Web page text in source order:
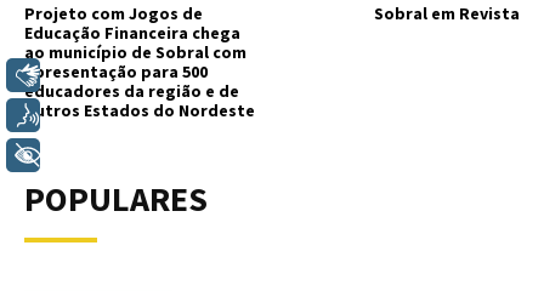
Projeto com Jogos de
Educação Financeira chega
ao município de Sobral com
apresentação para 500
educadores da região e de
outros Estados do Nordeste
Sobral em Revista
POPULARES
Libras
Voz